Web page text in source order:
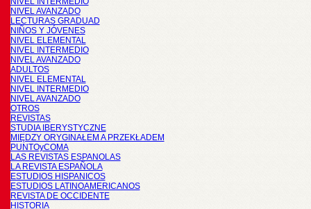
NIVEL AVANZADO
LECTURAS GRADUAD
NIÑOS Y JÓVENES
NIVEL ELEMENTAL
NIVEL INTERMEDIO
NIVEL AVANZADO
ADULTOS
NIVEL ELEMENTAL
NIVEL INTERMEDIO
NIVEL AVANZADO
OTROS
REVISTAS
STUDIA IBERYSTYCZNE
MIĘDZY ORYGINAŁEM A PRZEKŁADEM
PUNTOyCOMA
LAS REVISTAS ESPANOLAS
LA REVISTA ESPAÑOLA
ESTUDIOS HISPANICOS
ESTUDIOS LATINOAMERICANOS
REVISTA DE OCCIDENTE
HISTORIA